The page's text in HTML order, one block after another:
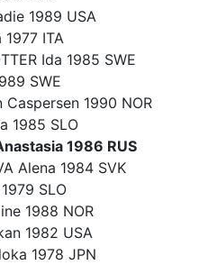
1989 USA
1977 ITA
Ida 1985 SWE
SWE
1990 NOR
1985 SLO
1986 RUS
Alena 1984 SVK
SLO
1988 NOR
1982 USA
1978 JPN